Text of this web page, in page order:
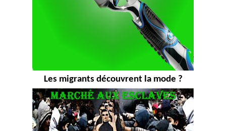
Les migrants découvrent la mode ?